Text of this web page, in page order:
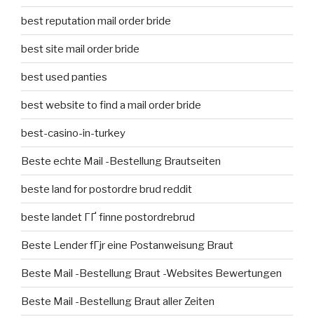
best reputation mail order bride
best site mail order bride
best used panties
best website to find a mail order bride
best-casino-in-turkey
Beste echte Mail -Bestellung Brautseiten
beste land for postordre brud reddit
beste landet ГҐ finne postordrebrud
Beste Lender fГјr eine Postanweisung Braut
Beste Mail -Bestellung Braut -Websites Bewertungen
Beste Mail -Bestellung Braut aller Zeiten